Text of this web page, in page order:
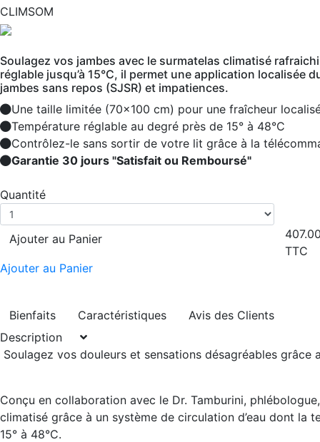
CLIMSOM
Soulagez vos jambes avec le surmatelas climatisé
réglable jusqu’à 15°C, il permet une application localisée
jambes sans repos (SJSR) et impatiences.
Une taille limitée (70x100 cm) pour une fraîcheur
Température réglable au degré près de 15° à 48°C
Contrôlez-le sans sortir de votre lit grâce à la
Garantie 30 jours "Satisfait ou Remboursé"
Quantité
Ajouter au Panier
Ajouter au Panier
TTC
Bienfaits Caractéristiques
Avis des Clients
Description
Soulagez vos douleurs et sensations désagréables grâce
Conçu en collaboration avec le Dr. Tamburini,
climatisé grâce à un système de circulation d’eau dont la
15° à 48°C.